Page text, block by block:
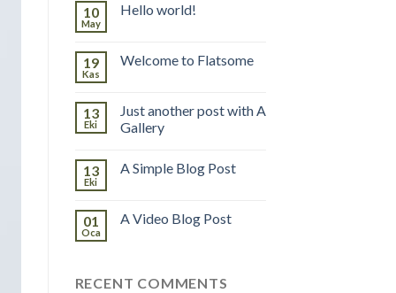
10
May
Hello world!
19
Kas
Welcome to Flatsome
13
Eki
Just another post with A
Gallery
13
Eki
A Simple Blog Post
01
Oca
A Video Blog Post
RECENT COMMENTS